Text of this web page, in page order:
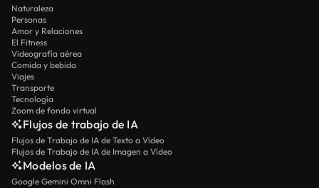
Naturaleza
Personas
Amor y Relaciones
El Fitness
Videografía aérea
Comida y bebida
Viajes
Transporte
Tecnología
Zoom de fondo virtual
Flujos de trabajo de IA
Flujos de Trabajo de IA de Texto a Vídeo
Flujos de Trabajo de IA de Imagen a Vídeo
Modelos de IA
Google Gemini Omni Flash